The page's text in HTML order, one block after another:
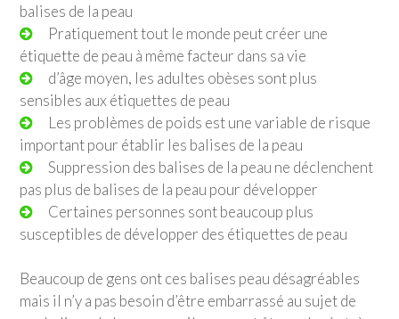
balises de la peau
Pratiquement tout le monde peut créer une
étiquette de peau à même facteur dans sa vie
d’âge moyen, les adultes obèses sont plus
sensibles aux étiquettes de peau
Les problèmes de poids est une variable de risque
important pour établir les balises de la peau
Suppression des balises de la peau ne déclenchent
pas plus de balises de la peau pour développer
Certaines personnes sont beaucoup plus
susceptibles de développer des étiquettes de peau
Beaucoup de gens ont ces balises peau désagréables
mais il n’y a pas besoin d’être embarrassé au sujet de